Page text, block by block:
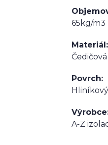
65kg/m3
Materiál
Povrch
Výrobce
A-Z